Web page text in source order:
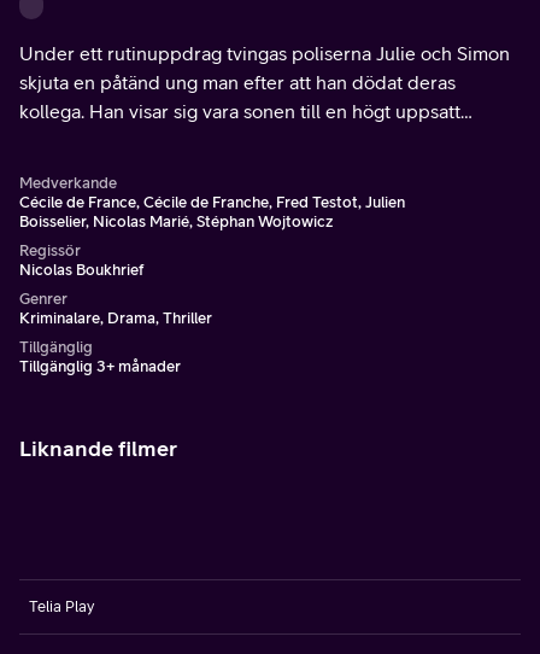
Under ett rutinuppdrag tvingas poliserna Julie och Simon
skjuta en påtänd ung man efter att han dödat deras
kollega. Han visar sig vara sonen till en högt uppsatt
Medverkande
Cécile de France, Cécile de Franche, Fred Testot, Julien
Boisselier, Nicolas Marié, Stéphan Wojtowicz
Regissör
Nicolas Boukhrief
Genrer
Kriminalare, Drama, Thriller
Tillgänglig
Tillgänglig 3+ månader
Liknande filmer
Telia Play